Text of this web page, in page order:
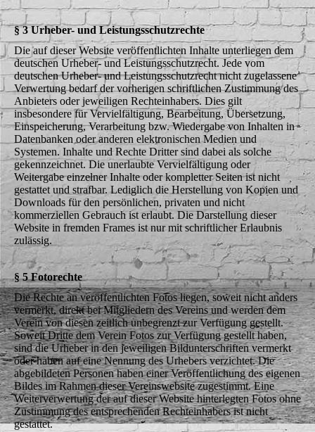
§ 3 Urheber- und Leistungsschutzrechte
Die auf dieser Website veröffentlichten Inhalte unterliegen dem
deutschen Urheber- und Leistungsschutzrecht. Jede vom
deutschen Urheber- und Leistungsschutzrecht nicht zugelassene
Verwertung bedarf der vorherigen schriftlichen Zustimmung des
Anbieters oder jeweiligen Rechteinhabers. Dies gilt
insbesondere für Vervielfältigung, Bearbeitung, Übersetzung,
Einspeicherung, Verarbeitung bzw. Wiedergabe von Inhalten in
Datenbanken oder anderen elektronischen Medien und
Systemen. Inhalte und Rechte Dritter sind dabei als solche
gekennzeichnet. Die unerlaubte Vervielfältigung oder
Weitergabe einzelner Inhalte oder kompletter Seiten ist nicht
gestattet und strafbar. Lediglich die Herstellung von Kopien und
Downloads für den persönlichen, privaten und nicht
kommerziellen Gebrauch ist erlaubt. Die Darstellung dieser
Website in fremden Frames ist nur mit schriftlicher Erlaubnis
zulässig.
§ 5 Fotorechte
Die Rechte an veröffentlichten Fotos liegen, soweit nicht anders
vermerkt, direkt bei Mitgliedern des Vereins und werden dem
Verein von diesen zeitlich unbegrenzt zur Verfügung gestellt.
Soweit Dritte dem Verein Fotos zur Verfügung gestellt haben,
sind die Urheber in den jeweiligen Bildunterschriften vermerkt
oder haben auf eine Nennung des Urhebers verzichtet. Die
abgebildeten Personen haben einer Veröffentlichung des eigenen
Bildes im Rahmen dieser Vereinswebsite zugestimmt. Eine
Weiterverwertung der auf dieser Website hinterlegten Fotos ohne
Zustimmung des entsprechenden Rechteinhabers ist nicht
gestattet.